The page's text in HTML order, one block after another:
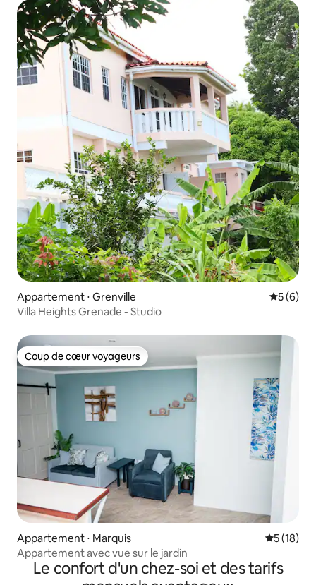
Appartement ⋅ Grenville
5 (6)
Villa Heights Grenade - Studio
Coup de cœur voyageurs
Coup de cœur voyageurs
Appartement ⋅ Marquis
5 (18)
Appartement avec vue sur le jardin
Le confort d'un chez-soi et des tarifs